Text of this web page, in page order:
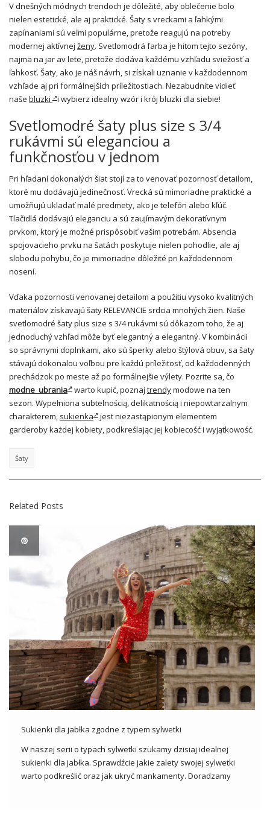
V dnešných módnych trendoch je dôležité, aby oblečenie bolo
nielen estetické, ale aj praktické. Šaty s vreckami a ľahkými
zapínaniami sú veľmi populárne, pretože reagujú na potreby
modernej aktívnej ženy. Svetlomodrá farba je hitom tejto sezóny,
najmä na jar av lete, pretože dodáva každému vzhľadu sviežosť a
ľahkosť. Šaty, ako je náš návrh, si získali uznanie v každodennom
vzhľade aj pri formálnejších príležitostiach. Nezabudnite vidieť
naše bluzki i wybierz idealny wzór i krój bluzki dla siebie!
Svetlomodré šaty plus size s 3/4
rukávmi sú eleganciou a
funkčnosťou v jednom
Pri hľadaní dokonalých šiat stojí za to venovať pozornosť detailom,
ktoré mu dodávajú jedinečnosť. Vrecká sú mimoriadne praktické a
umožňujú ukladať malé predmety, ako je telefón alebo kľúč.
Tlačidlá dodávajú eleganciu a sú zaujímavým dekoratívnym
prvkom, ktorý je možné prispôsobiť vašim potrebám. Absencia
spojovacieho prvku na šatách poskytuje nielen pohodlie, ale aj
slobodu pohybu, čo je mimoriadne dôležité pri každodennom
nosení.
Vďaka pozornosti venovanej detailom a použitiu vysoko kvalitných
materiálov získavajú šaty RELEVANCIE srdcia mnohých žien. Naše
svetlomodré šaty plus size s 3/4 rukávmi sú dôkazom toho, že aj
jednoduchý vzhľad môže byť elegantný a elegantný. V kombinácii
so správnymi doplnkami, ako sú šperky alebo štýlová obuv, sa šaty
stávajú dokonalou voľbou pre každú príležitosť, od každodenných
prechádzok po meste až po formálnejšie výlety. Pozrite sa, čo
modne ubrania
warto kupić, poznaj trendymodowe na ten
sezon. Wypełniona subtelnością, delikatnością i niepowtarzalnym
charakterem, sukienka
jest niezastąpionym elementem
garderoby każdej kobiety, podkreślając jej kobiecość i wyjątkowość.
Šaty
Related Posts
Sukienki dla jabłka zgodne z typem sylwetki
W naszej serii o typach sylwetki szukamy dzisiaj idealnej
sukienki dla jabłka. Sprawdźcie jakie zalety swojej sylwetki
warto podkreślić oraz jak ukryć mankamenty. Doradzamy